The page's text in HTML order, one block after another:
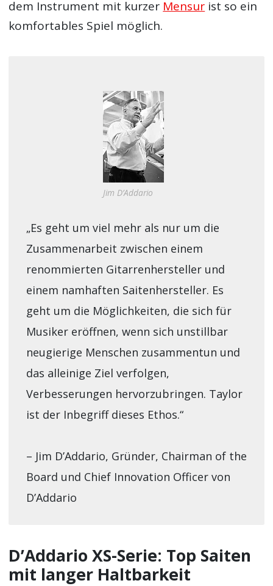
dem Instrument mit kurzer Mensur ist so ein
komfortables Spiel möglich.
Jim D’Addario
„Es geht um viel mehr als nur um die
Zusammenarbeit zwischen einem
renommierten Gitarrenhersteller und
einem namhaften Saitenhersteller. Es
geht um die Möglichkeiten, die sich für
Musiker eröffnen, wenn sich unstillbar
neugierige Menschen zusammentun und
das alleinige Ziel verfolgen,
Verbesserungen hervorzubringen. Taylor
ist der Inbegriff dieses Ethos.“
– Jim D’Addario, Gründer, Chairman of the
Board und Chief Innovation Officer von
D’Addario
D’Addario XS-Serie: Top Saiten
mit langer Haltbarkeit